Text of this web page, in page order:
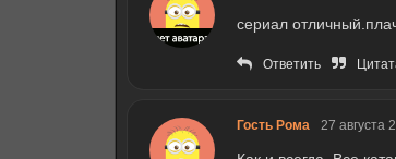
сериал
Ответить
Гость Рома 27 августа